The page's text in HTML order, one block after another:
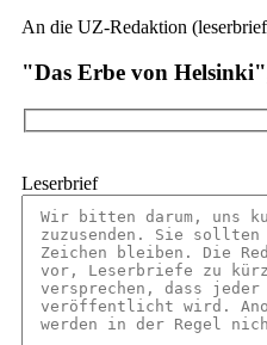
An die UZ-Redaktion
"Das Erbe von
Leserbrief